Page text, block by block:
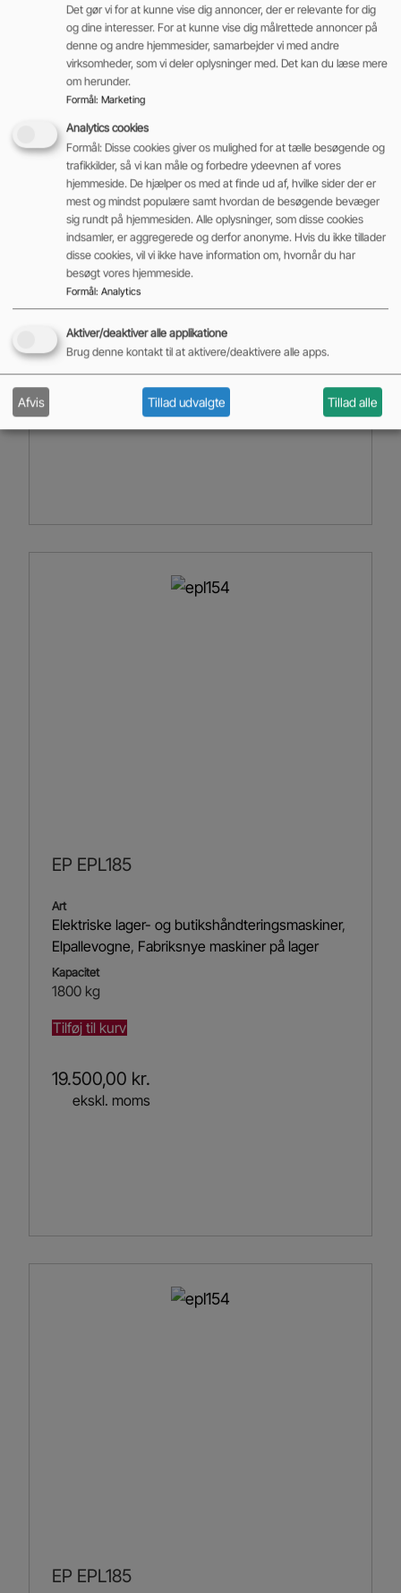
EP EPL185
Elektriske lager- og butikshåndteringsmaskiner,
Elpallevogne,Fabriksnye maskiner på lager
Kapacitet
1800 kg
Tilføj til kurv
19.500,00
ekskl. moms
EP EPL185
Art
Elektriske lager- og butikshåndteringsmaskiner,
Elpallevogne, Fabriksnye maskiner på lager
Kapacitet
1800 kg
Tilføj til kurv
19.500,00 kr.
ekskl. moms
EP EPL185
Det gør vi for at kunne vise dig annoncer, der er relevante for dig
og dine interesser. For at kunne vise dig målrettede annoncer på
denne og andre hjemmesider, samarbejder vi med andre
virksomheder, som vi deler oplysninger med. Det kan du læse mere
om herunder.
Formål: Marketing
Analytics cookies
Formål: Disse cookies giver os mulighed for at tælle besøgende og
trafikkilder, så vi kan måle og forbedre ydeevnen af vores
hjemmeside. De hjælper os med at finde ud af, hvilke sider der er
mest og mindst populære samt hvordan de besøgende bevæger
sig rundt på hjemmesiden. Alle oplysninger, som disse cookies
indsamler, er aggregerede og derfor anonyme. Hvis du ikke tillader
disse cookies, vil vi ikke have information om, hvornår du har
besøgt vores hjemmeside.
Formål: Analytics
Aktiver/deaktiver alle applikatione
Brug denne kontakt til at aktivere/deaktivere alle apps.
Afvis Tillad udvalgte Tillad alle